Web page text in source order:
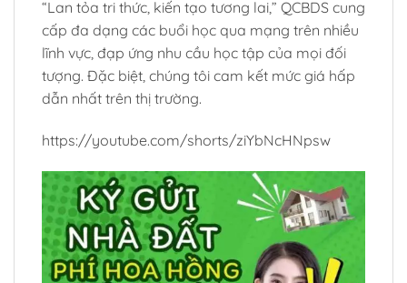
“Lan tỏa tri thức, kiến tạo tương lai,” QCBDS cung
cấp đa dạng các buổi học qua mạng trên nhiều
lĩnh vực, đạp ứng nhu cầu học tập của mọi đối
tượng. Đặc biệt, chúng tôi cam kết mức giá hấp
dẫn nhất trên thị trường.
https://youtube.com/shorts/ziYbNcHNpsw